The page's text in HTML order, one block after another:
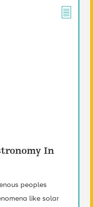
In
peoples
like solar